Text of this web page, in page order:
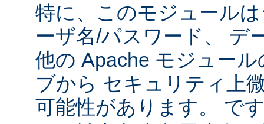
特に、このモジュール
ーザ名/パスワード、 デ
他の Apache モジュー
ブから セキュリティ上
可能性があります。 で